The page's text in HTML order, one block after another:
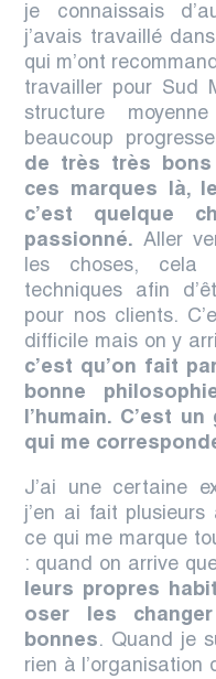
je connaissais
j’avais travaillé
qui m’ont
travailler pour Sud
structure
beaucoup
de très très bons
ces marques là,
c’est quelque
passionné. Aller
les choses, cela
techniques afin
pour nos clients.
difficile mais on y
c’est qu’on fait
bonne
l’humain. C’est
qui me
J’ai une certaine
j’en ai fait
ce qui me marque
: quand on arrive
leurs propres
oser les
bonnes. Quand je
rien à l’organisation